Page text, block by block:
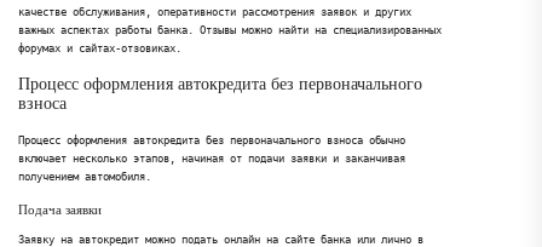
качестве обслуживания, оперативности рассмотрения заявок и других
важных аспектах работы банка. Отзывы можно найти на специализированных
форумах и сайтах-отзовиках.
Процесс оформления автокредита без первоначального
взноса
Процесс оформления автокредита без первоначального взноса обычно
включает несколько этапов, начиная от подачи заявки и заканчивая
получением автомобиля.
Подача заявки
Заявку на автокредит можно подать онлайн на сайте банка или лично в